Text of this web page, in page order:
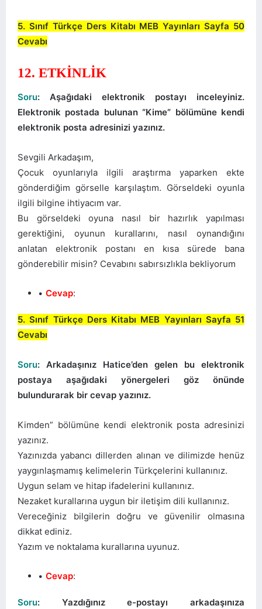
5. Sınıf Türkçe Ders Kitabı MEB Yayınları Sayfa 50
Cevabı
12. ETKİNLİK
Soru: Aşağıdaki elektronik postayı inceleyiniz.
Elektronik postada bulunan “Kime” bölümüne kendi
elektronik posta adresinizi yazınız.
Sevgili Arkadaşım,
Çocuk oyunlarıyla ilgili araştırma yaparken ekte
gönderdiğim görselle karşılaştım. Görseldeki oyunla
ilgili bilgine ihtiyacım var.
Bu görseldeki oyuna nasıl bir hazırlık yapılması
gerektiğini, oyunun kurallarını, nasıl oynandığını
anlatan elektronik postanı en kısa sürede bana
gönderebilir misin? Cevabını sabırsızlıkla bekliyorum
Cevap:
5. Sınıf Türkçe Ders Kitabı MEB Yayınları Sayfa 51
Cevabı
Soru: Arkadaşınız Hatice’den gelen bu elektronik
postaya aşağıdaki yönergeleri göz önünde
bulundurarak bir cevap yazınız.
Kimden” bölümüne kendi elektronik posta adresinizi
yazınız.
Yazınızda yabancı dillerden alınan ve dilimizde henüz
yaygınlaşmamış kelimelerin Türkçelerini kullanınız.
Uygun selam ve hitap ifadelerini kullanınız.
Nezaket kurallarına uygun bir iletişim dili kullanınız.
Vereceğiniz bilgilerin doğru ve güvenilir olmasına
dikkat ediniz.
Yazım ve noktalama kurallarına uyunuz.
Cevap:
Soru: Yazdığınız e-postayı arkadaşınıza